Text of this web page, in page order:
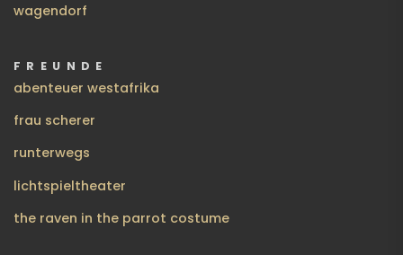
wagendorf
FREUNDE
abenteuer westafrika
frau scherer
runterwegs
lichtspieltheater
the raven in the parrot costume